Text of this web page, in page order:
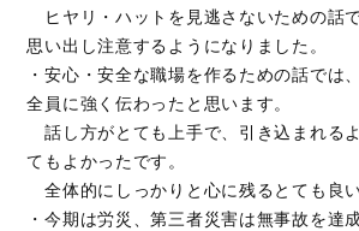
ヒヤリ・ハットを見逃さないための話
思い出し注意するようになりました。
・安心・安全な職場を作るための話では
全員に強く伝わったと思います。
話し方がとても上手で、引き込まれる
てもよかったです。
全体的にしっかりと心に残るとても良い
・今期は労災、第三者災害は無事故を達